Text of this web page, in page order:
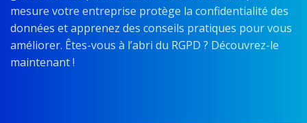
mesure votre entreprise protège la confidentialité des
données et apprenez des conseils pratiques pour vous
améliorer. Êtes-vous à l’abri du RGPD ? Découvrez-le
maintenant !